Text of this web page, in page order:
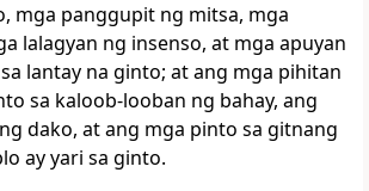
mga panggupit ng mitsa, mga
lalagyan ng insenso, at mga apuyan
lantay na ginto; at ang mga pihitan
sa kaloob-looban ng bahay, ang
dako, at ang mga pinto sa gitnang
ay yari sa ginto.